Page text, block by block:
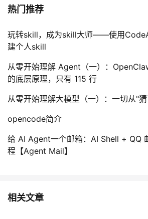
热门推荐
玩转skill，成为skill大师——使用
建个人skill
从零开始理解 Agent（一）：
的底层原理，只有 115 行
从零开始理解大模型（一）：一切从"
opencode简介
给 AI Agent一个邮箱：AI Shell + QQ
程【Agent Mail】
相关文章